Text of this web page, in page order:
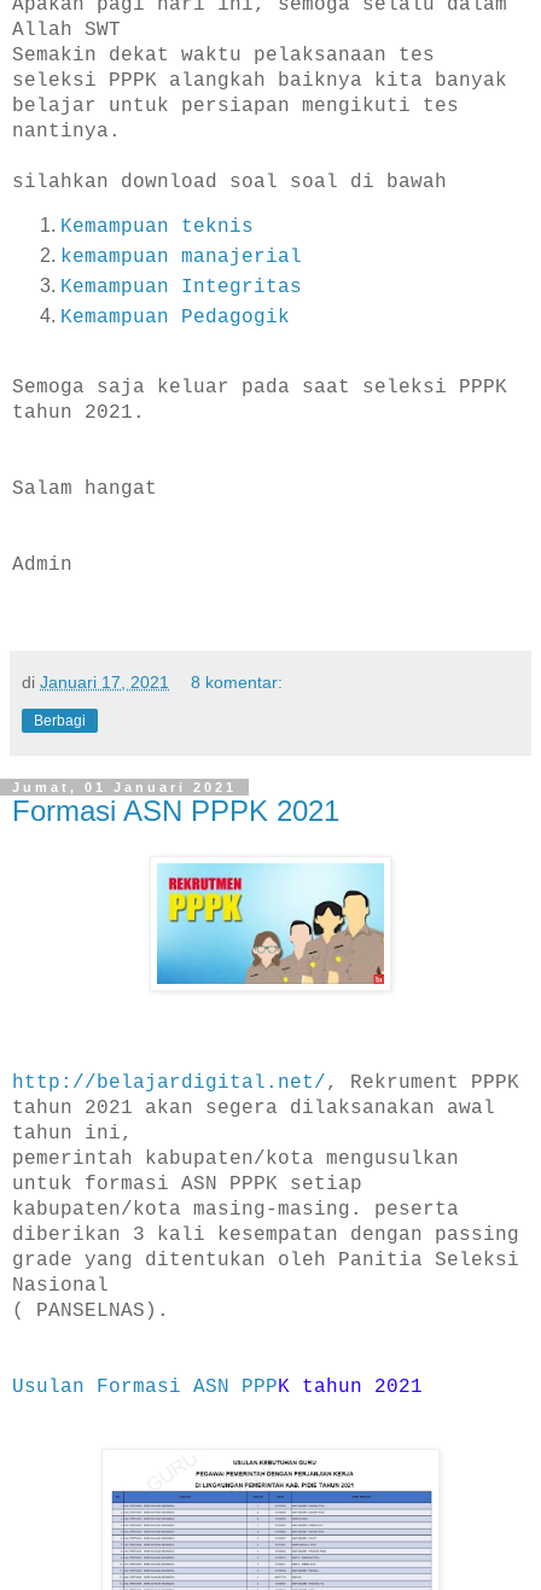
Apakah pagi hari ini, semoga selalu dalam
Allah SWT
Semakin dekat waktu pelaksanaan tes
seleksi PPPK alangkah baiknya kita banyak
belajar untuk persiapan mengikuti tes
nantinya.
silahkan download soal soal di bawah
Kemampuan teknis
kemampuan manajerial
Kemampuan Integritas
Kemampuan Pedagogik
Semoga saja keluar pada saat seleksi PPPK
tahun 2021.
Salam hangat
Admin
di Januari 17, 2021 8 komentar:
Berbagi
Jumat, 01 Januari 2021
Formasi ASN PPPK 2021
http://belajardigital.net/ , Rekrument PPPK
tahun 2021 akan segera dilaksanakan awal
tahun ini,
pemerintah kabupaten/kota mengusulkan
untuk formasi ASN PPPK setiap
kabupaten/kota masing-masing. peserta
diberikan 3 kali kesempatan dengan passing
grade yang ditentukan oleh Panitia Seleksi
Nasional
( PANSELNAS).
Usulan Formasi ASN PPPK tahun 2021